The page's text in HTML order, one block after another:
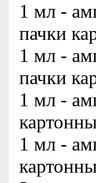
1 мл -
пачки
1 мл -
пачки
1 мл -
1 мл -